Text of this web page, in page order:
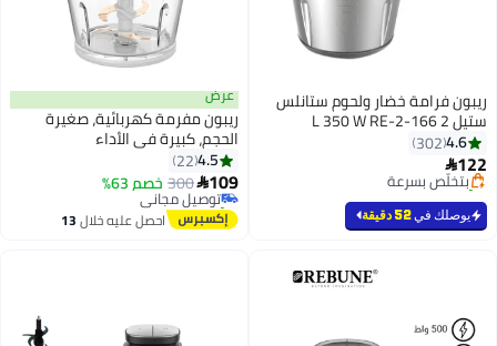
ريبون فرامة خضار ولحوم ستانلس
ستيل 2 L 350 W RE-2-166
4.6
302
122بتخلّص بسرعة
تم بيع +90 مؤخرًا
بتخلّص بسرعة
يوصلك في52 دقيقة
عرض
ريبون مفرمة كهربائية، صغيرة
الحجم، كبيرة في الأداء
4.5
22
109
300 خصم 63%
#12 في مفارم الأجهزة الصغيرة
أقل سعر في 30 يوم
توصيل مجاني
تم بيع +30 مؤخرًا
#12 في مفارم الأجهزة الصغيرة احصل عليه خلال13